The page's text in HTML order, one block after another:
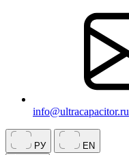
info@ultracapacitor.ru
РУ
EN